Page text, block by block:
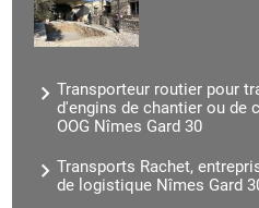
Transporteur routier pour
d'engins de chantier ou de
OOG Nîmes Gard 30
Transports Rachet,
de logistique Nîmes Gard